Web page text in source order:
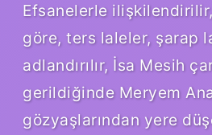
Efsanelerle
göre, ters laleler, şarap
adlandırılır, İsa Mesih
gerildiğinde Meryem
gözyaşlarından yere